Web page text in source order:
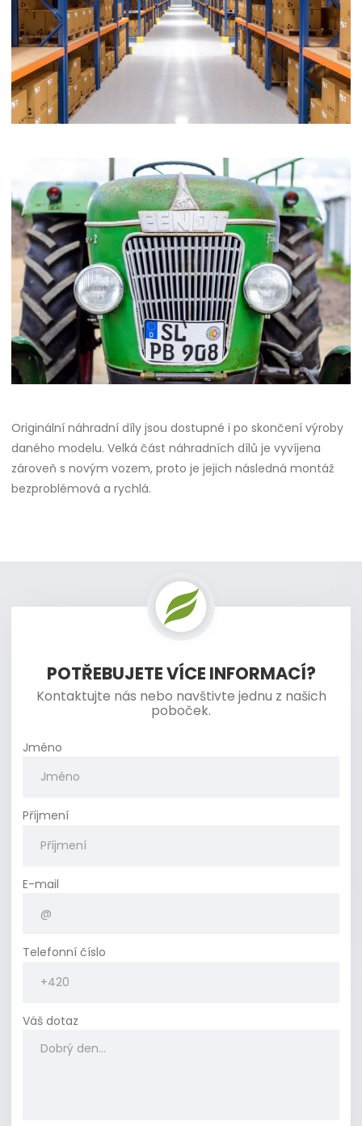
Originální náhradní díly jsou dostupné i po skončení výroby
daného modelu. Velká část náhradních dílů je vyvíjena
zároveň s novým vozem, proto je jejich následná montáž
bezproblémová a rychlá.
POTŘEBUJETE VÍCE INFORMACÍ?
Kontaktujte nás nebo navštivte jednu z našich
poboček.
Jméno
Příjmení
E-mail
Telefonní číslo
Váš dotaz